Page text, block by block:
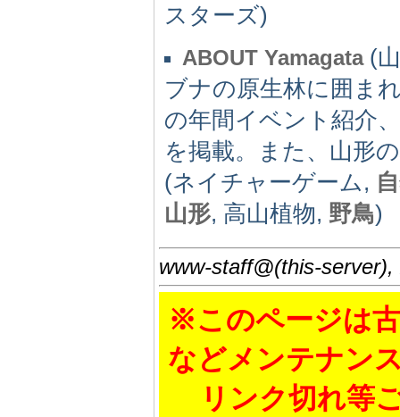
スターズ)
ABOUT Yamagata(
ブナの原生林に囲ま
の年間イベント紹介
を掲載。また、山形
(ネイチャーゲーム,
山形, 高山植物, 野鳥)
www-staff@(this-
※このページは
などメンテナン
リンク切れ等